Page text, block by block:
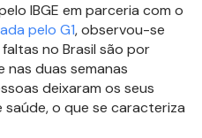
IBGE em parceria com o
pelo G1, observou-se
no Brasil são por
nas duas semanas
deixaram os seus
o que se caracteriza